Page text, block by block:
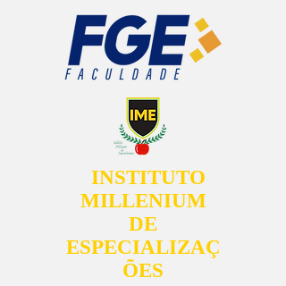
INSTITUTO
MILLENIUM
DE
ESPECIALIZAÇ
ÕES